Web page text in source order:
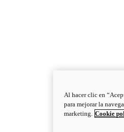
Al hacer clic en
para mejorar la
marketing. Cookie